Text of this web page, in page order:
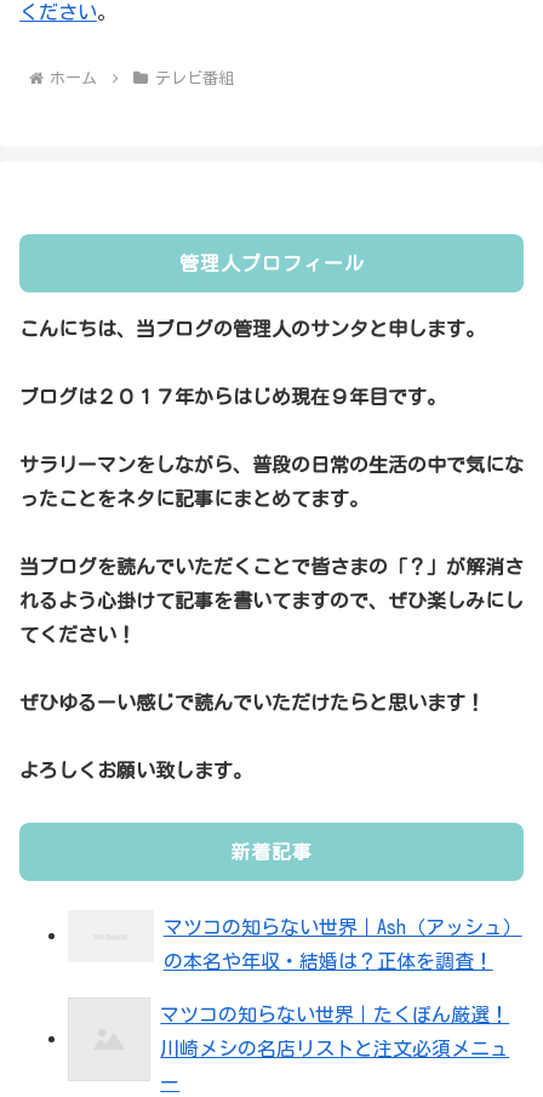
ください。
ホーム テレビ番組
管理人プロフィール
こんにちは、当ブログの管理人のサンタと申します。
ブログは２０１７年からはじめ現在９年目です。
サラリーマンをしながら、普段の日常の生活の中で気にな
ったことをネタに記事にまとめてます。
当ブログを読んでいただくことで皆さまの「？」が解消さ
れるよう心掛けて記事を書いてますので、ぜひ楽しみにし
てください！
ぜひゆるーい感じで読んでいただけたらと思います！
よろしくお願い致します。
新着記事
マツコの知らない世界｜Ash（アッシュ）
の本名や年収・結婚は？正体を調査！
マツコの知らない世界｜たくぽん厳選！
川崎メシの名店リストと注文必須メニュ
ー